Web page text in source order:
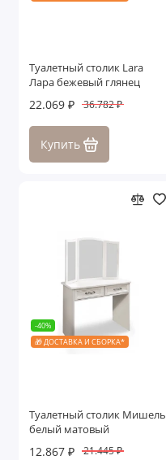
Туалетный столик Lara
Лара бежевый глянец
22.069 ₽ 36.782 ₽
Купить
-40%
🎁 ДОСТАВКА И СБОРКА*
Туалетный столик Мишель
белый матовый
12.867 ₽ 21.445 ₽